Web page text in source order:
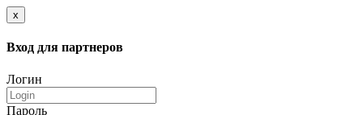
x
Вход для партнеров
Логин
Пароль